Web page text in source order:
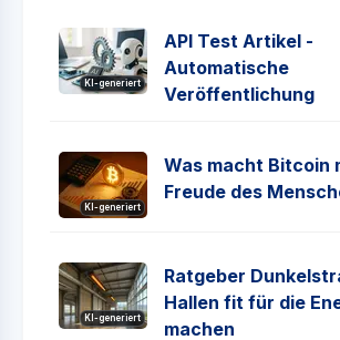
KI-generiert
API Test Artikel -
Automatische
Veröffentlichung
KI-generiert
Was macht Bitcoin
Freude des
KI-generiert
Ratgeber
Hallen fit für die
machen